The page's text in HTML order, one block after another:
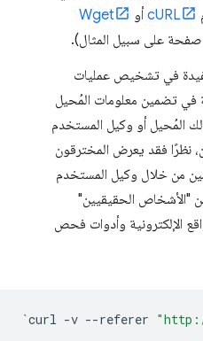
cURLأو
Wget
في تشخيص عمليات
تضمين معلومات المُحيل
أو وكيل المستخدم
فقد يعرض المخترقون
خلال وكيل المستخدم
الحقيقيين"
وأدوات فحص
`curl -v --referer